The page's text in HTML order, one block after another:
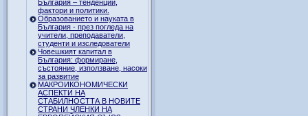
България – тенденции,
фактори и политики.
Образованието и науката в
България - през погледа на
учители, преподаватели,
студенти и изследователи
Човешкият капитал в
България: формиране,
състояние, използване, насоки
за развитие
МАКРОИКОНОМИЧЕСКИ
АСПЕКТИ НА
СТАБИЛНОСТТА В НОВИТЕ
СТРАНИ ЧЛЕНКИ НА